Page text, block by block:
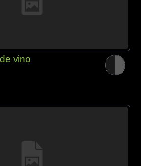
vino